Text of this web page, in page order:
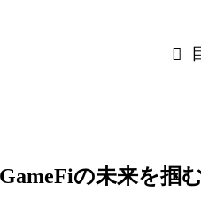
の未来を掴